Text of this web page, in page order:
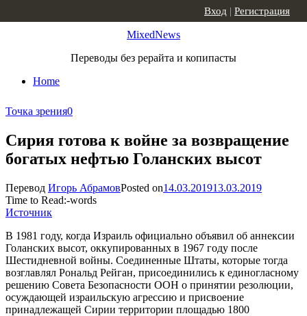
MixedNews
Переводы без рерайта и копипасты
Home
Вход | Регистрация
Точка зрения0
Сирия готова к войне за возвращение
богатых нефтью Голанских высот
Перевод Игорь АбрамовPosted on14.03.201913.03.2019
Time to Read:-words
Источник
В 1981 году, когда Израиль официально объявил об аннексии
Голанских высот, оккупированных в 1967 году после
Шестидневной войны. Соединенные Штаты, которые тогда
возглавлял Рональд Рейган, присоединились к единогласному
решению Совета Безопасности ООН о принятии резолюции,
осуждающей израильскую агрессию и присвоение
принадлежащей Сирии территории площадью 1800